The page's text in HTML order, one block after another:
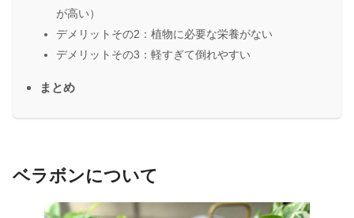
が高い）
デメリットその2：植物に必要な栄養がない
デメリットその3：軽すぎて倒れやすい
まとめ
ベラボンについて